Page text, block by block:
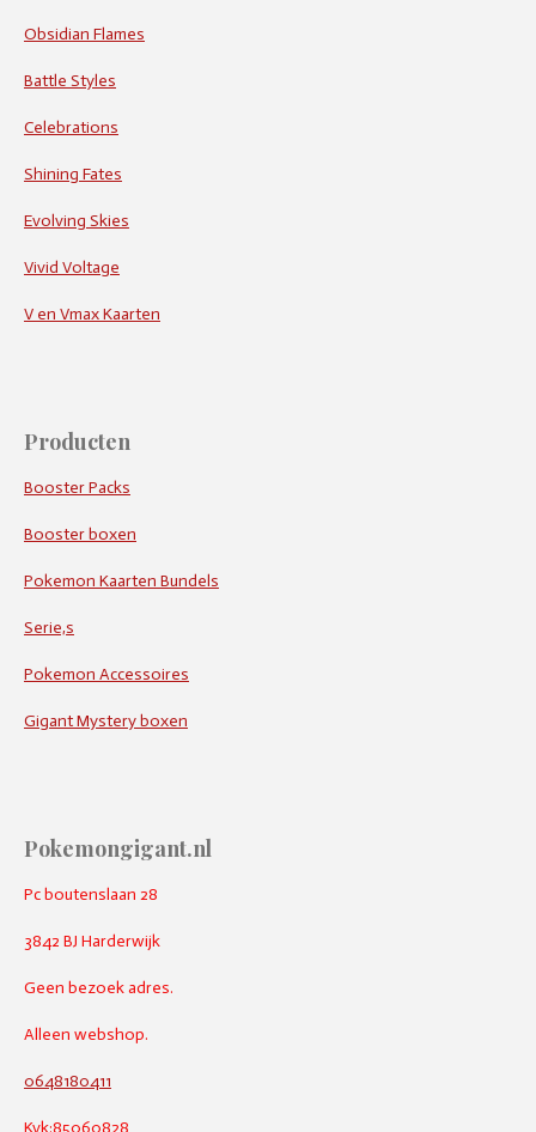
Obsidian Flames
Battle Styles
Celebrations
Shining Fates
Evolving Skies
Vivid Voltage
V en Vmax Kaarten
Producten
Booster Packs
Booster boxen
Pokemon Kaarten Bundels
Serie,s
Pokemon Accessoires
Gigant Mystery boxen
Pokemongigant.nl
Pc boutenslaan 28
3842 BJ Harderwijk
Geen bezoek adres.
Alleen webshop.
0648180411